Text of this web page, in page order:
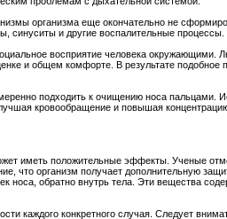
организма еще окончательно не
синуситы и другие воспалительные процессы.
восприятие человека
и общем комфорте. В результате подобное
подходить к очищению носа пальцами.
кровообращение и повышая
иметь положительные эффекты. Ученые
что организм получает дополнительную
носа, обратно внутрь тела. Эти вещества
каждого конкретного случая. Следует